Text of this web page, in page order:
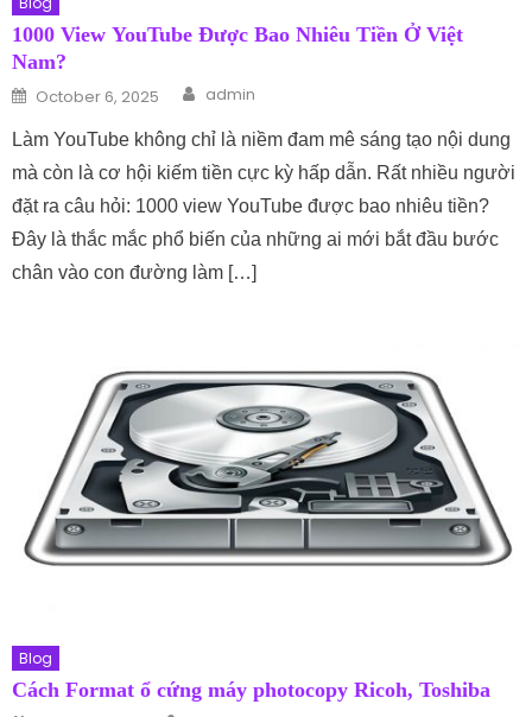
1000 View YouTube Được Bao Nhiêu Tiền Ở Việt
Nam?
Posted on
October 6, 2025 Author
admin
Làm YouTube không chỉ là niềm đam mê sáng tạo nội dung
mà còn là cơ hội kiếm tiền cực kỳ hấp dẫn. Rất nhiều người
đặt ra câu hỏi: 1000 view YouTube được bao nhiêu tiền?
Đây là thắc mắc phổ biến của những ai mới bắt đầu bước
chân vào con đường làm […]
Blog
Cách Format ổ cứng máy photocopy Ricoh, Toshiba